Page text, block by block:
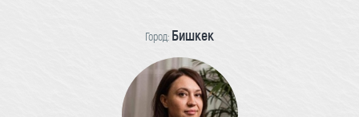
Город: Бишкек